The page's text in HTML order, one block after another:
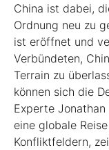
China ist dabei,
Ordnung neu zu
ist eröffnet und
Verbündeten,
Terrain zu
können sich die
Experte
eine globale
Konfliktfeldern,